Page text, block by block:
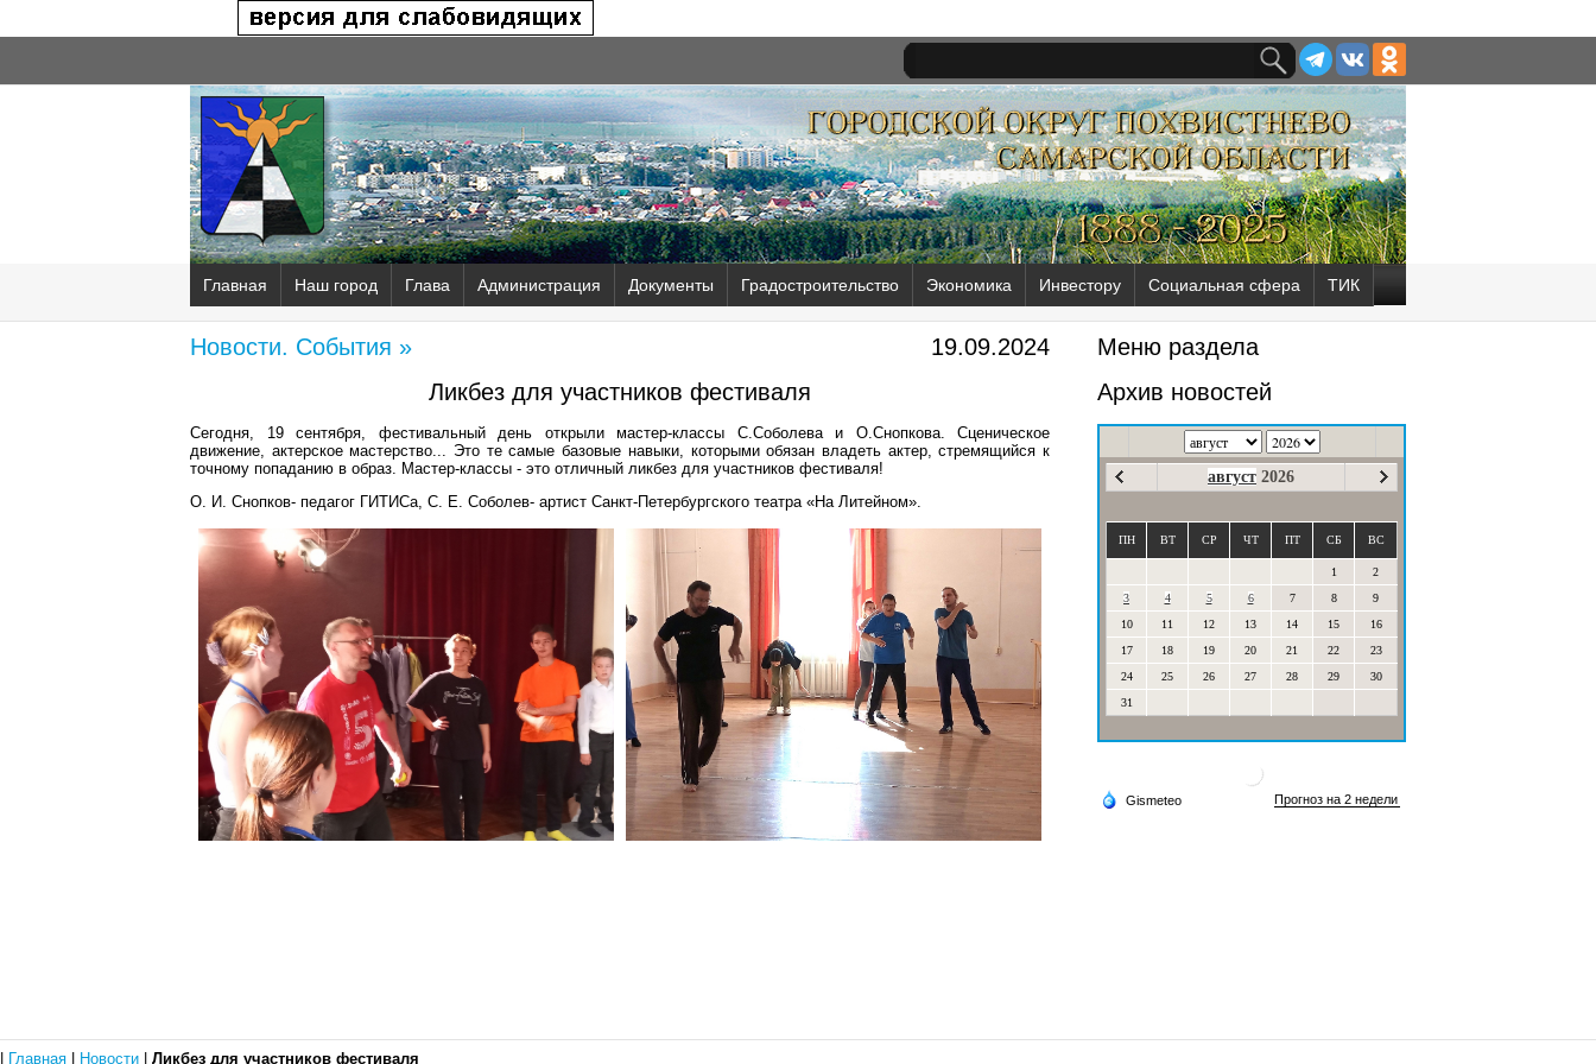
Главная Наш город Глава Администрация Документы Градостроительство Экономика Инвестору Социальная сфера ТИК
19.09.2024
Новости. События »
Ликбез для участников фестиваля
Сегодня, 19 сентября, фестивальный день открыли мастер-классы С.Соболева и О.Снопкова. Сценическое
движение, актерское мастерство... Это те самые базовые навыки, которыми обязан владеть актер, стремящийся к
точному попаданию в образ. Мастер-классы - это отличный ликбез для участников фестиваля!
О. И. Снопков- педагог ГИТИСа, С. Е. Соболев- артист Санкт-Петербургского театра «На Литейном».
Меню раздела
Архив новостей
август 2026
ПН ВТ СР ЧТ ПТ СБ ВС
1
2
3
4 5 6 7 8
9
10
11 12 13 14 15
16
17
18 19 20 21 22
23
24
25 26 27 28 29
30
31
Главная Новости Ликбез для участников фестиваля